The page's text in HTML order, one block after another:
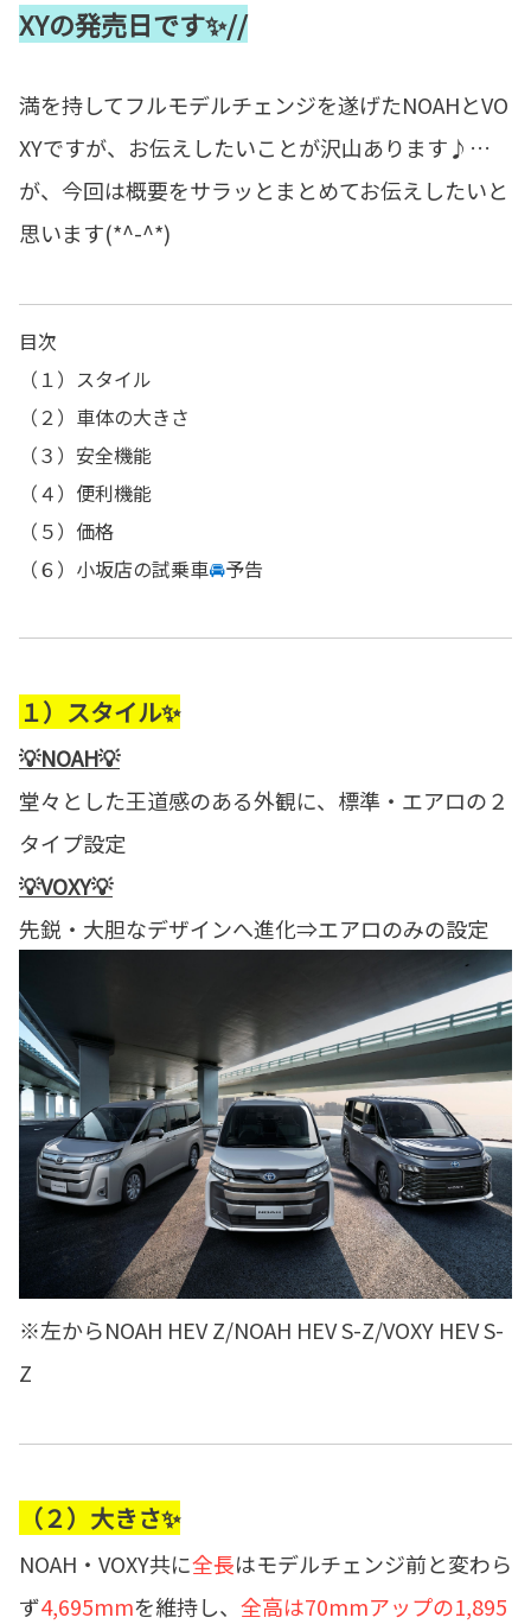
XYの発売日です✨//
満を持してフルモデルチェンジを遂げたNOAHとVO
XYですが、お伝えしたいことが沢山あります♪…
が、今回は概要をサラッとまとめてお伝えしたいと
思います(*^-^*)
目次
（１）スタイル
（２）車体の大きさ
（３）安全機能
（４）便利機能
（５）価格
（６）小坂店の試乗車🚘予告
１）スタイル✨
💡NOAH💡
堂々とした王道感のある外観に、標準・エアロの２
タイプ設定
💡VOXY💡
先鋭・大胆なデザインへ進化⇒エアロのみの設定
※左からNOAH HEV Z/NOAH HEV S-Z/VOXY HEV S-
Z
（２）大きさ✨
NOAH・VOXY共に全長はモデルチェンジ前と変わら
ず4,695mmを維持し、 全高は70mmアップの1,895